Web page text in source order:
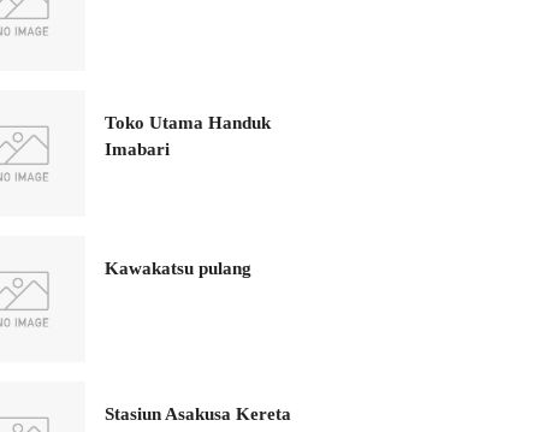
Toko Utama Handuk
Imabari
Kawakatsu pulang
Stasiun Asakusa Kereta